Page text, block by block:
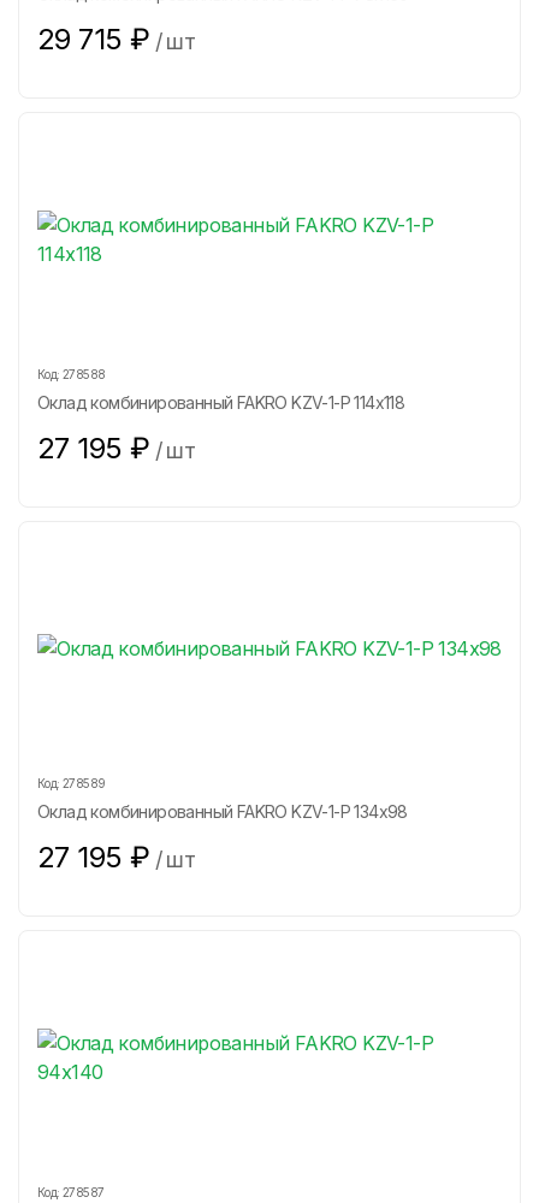
29 715 ₽ /шт
Код: 278588
Оклад комбинированный FAKRO KZV-1-P 114х118
27 195 ₽ /шт
Код: 278589
Оклад комбинированный FAKRO KZV-1-P 134х98
27 195 ₽ /шт
Код: 278587